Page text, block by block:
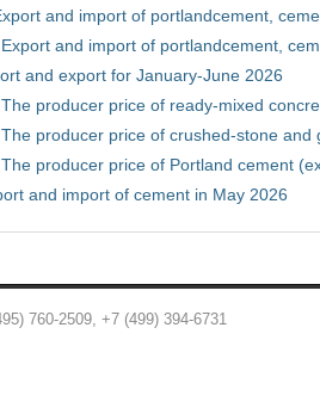
and import of portlandcement,
and import of portlandcement,
and export for January-June 2026
producer price of ready-mixed
producer price of crushed-stone and
producer price of Portland cement
and import of cement in May 2026
760-2509, +7 (499) 394-6731